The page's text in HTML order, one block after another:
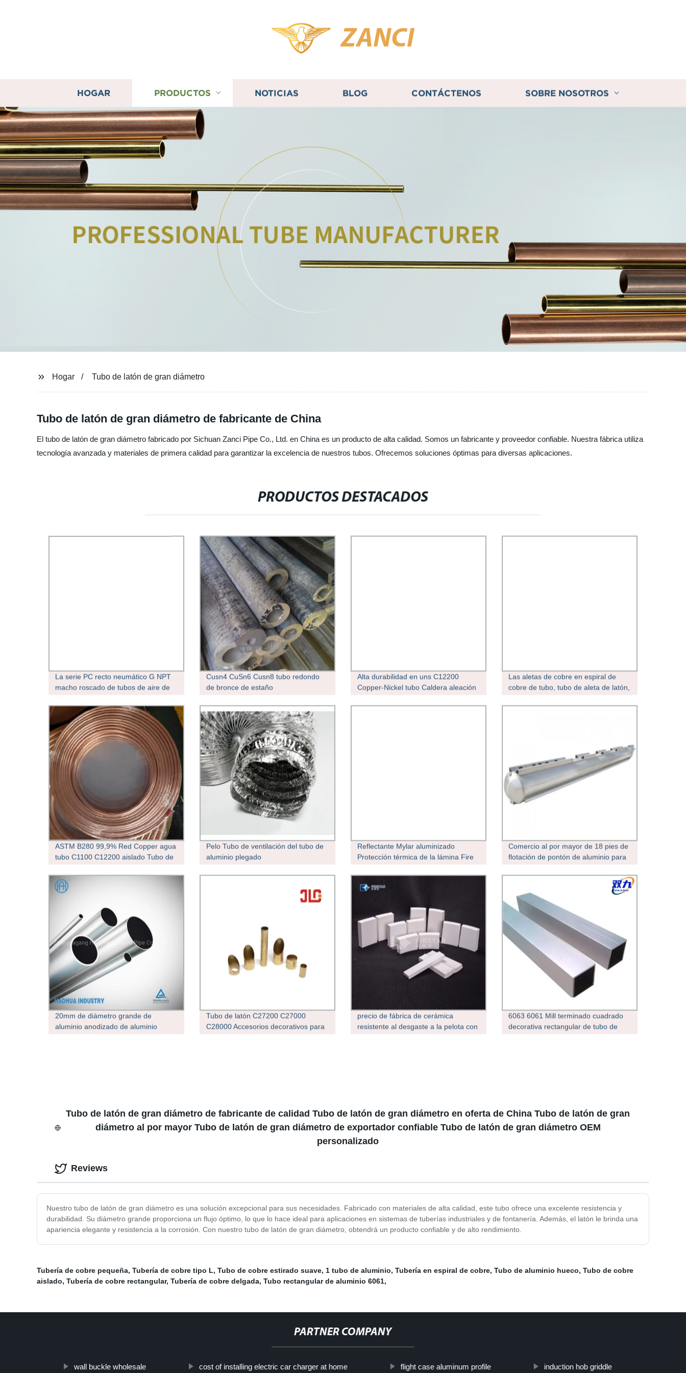
ZANCI
HOGAR PRODUCTOS NOTICIAS BLOG CONTÁCTENOS SOBRE NOSOTROS
Hogar Tubo de latón de gran diámetro
Tubo de latón de gran diámetro de fabricante de China
El tubo de latón de gran diámetro fabricado por Sichuan Zanci Pipe Co., Ltd. en China es un producto de alta calidad. Somos un fabricante y proveedor confiable. Nuestra fábrica utiliza
tecnología avanzada y materiales de primera calidad para garantizar la excelencia de nuestros tubos. Ofrecemos soluciones óptimas para diversas aplicaciones.
PRODUCTOS DESTACADOS
La serie PC recto neumático G NPT
macho roscado de tubos de aire de
cobre conector para el montaje de
tuberías neumáticas Tubo
Cusn4 CuSn6 Cusn8 tubo redondo
de bronce de estaño
Alta durabilidad en uns C12200
Copper-Nickel tubo Caldera aleación
Las aletas de cobre en espiral de
cobre de tubo, tubo de aleta de latón,
ASTM B280 99,9% Red Copper agua
tubo C1100 C12200 aislado Tubo de
bobina de cobre para Aire
acondicionado refrigerador
Pelo Tubo de ventilación del tubo de
aluminio plegado
Reflectante Mylar aluminizado
Protección térmica de la lámina Fire
automóviles HAVC Mazo de cables
de aluminio de protección térmica del
Comercio al por mayor de 18 pies de
flotación de pontón de aluminio para
20mm de diámetro grande de
aluminio anodizado de aluminio
Tubo de latón C27200 C27000
C28000 Accesorios decorativos para
precio de fábrica de cerámica
resistente al desgaste a la pelota con
6063 6061 Mill terminado cuadrado
decorativa rectangular de tubo de
Tubo de latón de gran diámetro de fabricante de calidad Tubo de latón de gran diámetro en oferta de China Tubo de latón de gran
diámetro al por mayor Tubo de latón de gran diámetro de exportador confiable Tubo de latón de gran diámetro OEM
personalizado
Nuestro tubo de latón de gran diámetro es una solución excepcional para sus necesidades. Fabricado con materiales de alta calidad, este tubo ofrece una excelente resistencia y
durabilidad. Su diámetro grande proporciona un flujo óptimo, lo que lo hace ideal para aplicaciones en sistemas de tuberías industriales y de fontanería. Además, el latón le brinda una
apariencia elegante y resistencia a la corrosión. Con nuestro tubo de latón de gran diámetro, obtendrá un producto confiable y de alto rendimiento.
Reviews
Tubería de cobre pequeña, Tubería de cobre tipo L, Tubo de cobre estirado suave, 1 tubo de aluminio, Tubería en espiral de cobre, Tubo de aluminio hueco, Tubo de cobre
aislado, Tubería de cobre rectangular, Tubería de cobre delgada, Tubo rectangular de aluminio 6061,
PARTNER COMPANY
wall buckle wholesale cost of installing electric car charger at home flight case aluminum profile induction hob griddle